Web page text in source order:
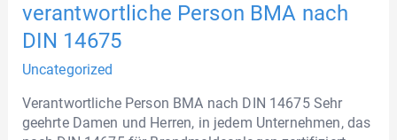
verantwortliche Person BMA nach
DIN 14675
Uncategorized
Verantwortliche Person BMA nach DIN 14675 Sehr
geehrte Damen und Herren, in jedem Unternehmen, das